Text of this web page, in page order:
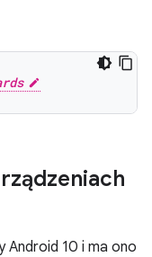
Android 10 i ma ono